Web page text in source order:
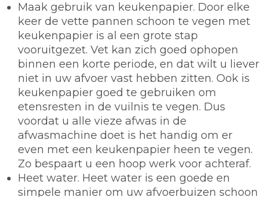
Maak gebruik van keukenpapier. Door elke
keer de vette pannen schoon te vegen met
keukenpapier is al een grote stap
vooruitgezet. Vet kan zich goed ophopen
binnen een korte periode, en dat wilt u liever
niet in uw afvoer vast hebben zitten. Ook is
keukenpapier goed te gebruiken om
etensresten in de vuilnis te vegen. Dus
voordat u alle vieze afwas in de
afwasmachine doet is het handig om er
even met een keukenpapier heen te vegen.
Zo bespaart u een hoop werk voor achteraf.
Heet water. Heet water is een goede en
simpele manier om uw afvoerbuizen schoon